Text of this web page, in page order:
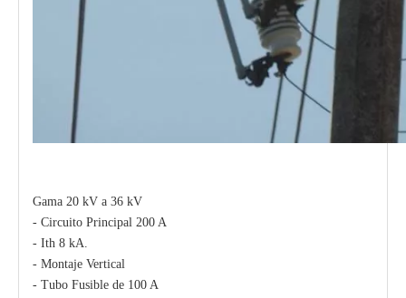
Gama 20 kV a 36 kV
- Circuito Principal 200 A
- Ith 8 kA.
- Montaje Vertical
- Tubo Fusible de 100 A